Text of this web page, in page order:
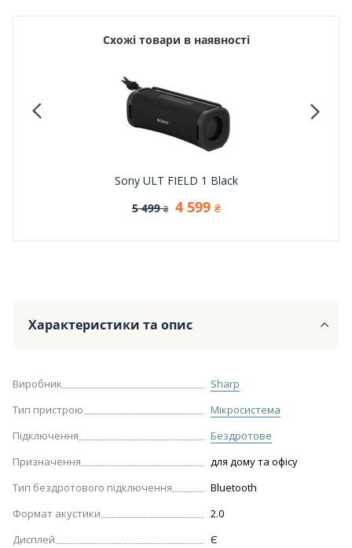
Схожі товари в наявності
Sony ULT FIELD 1 Black
5 499 ₴ 4 599 ₴
Характеристики та опис
Виробник
Sharp
Тип пристрою
Мікросистема
Підключення
Бездротове
Призначення
для дому та офісу
Тип бездротового підключення
Bluetooth
Формат акустики
2.0
Дисплей
Є